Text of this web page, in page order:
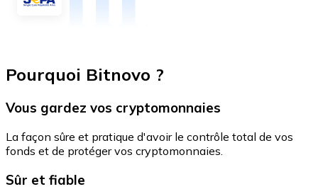
Pourquoi Bitnovo ?
Vous gardez vos cryptomonnaies
La façon sûre et pratique d'avoir le contrôle total de vos
fonds et de protéger vos cryptomonnaies.
Sûr et fiable